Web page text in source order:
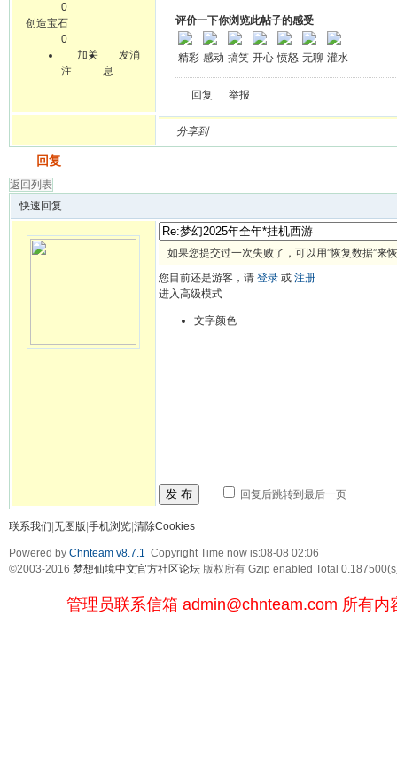
0
创造宝石
0
加关
注
发消
息
评价一下你浏览此帖子的感受
精彩 感动 搞笑 开心 愤怒 无聊 灌水
回复 举报
分享到
回复
返回列表
快速回复
如果您提交过一次失败了，可以用”恢复数据”来
您目前还是游客，请 登录 或 注册
进入高级模式
文字颜色
发 布 回复后跳转到最后一页
联系我们 无图版 手机浏览 清除Cookies
Powered by Chnteam v8.7.1 Copyright Time now is:08-08 02:06
©2003-2016 梦想仙境中文官方社区论坛 版权所有 Gzip enabled Total
管理员联系信箱 admin@chnteam.com 所有内